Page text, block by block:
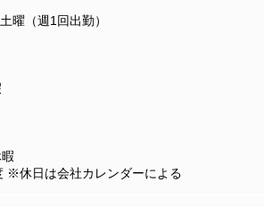
（週1回出勤）
※休日は会社カレンダーによる